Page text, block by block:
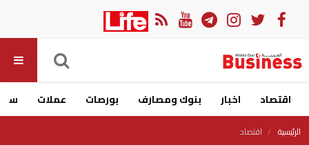
اقتصاد اخبار بنوك ومصارف بورصات عملات
الرئيسية اقتصاد